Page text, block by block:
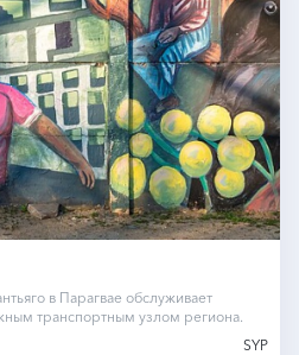
в Парагвае обслуживает
транспортным узлом региона.
SYP